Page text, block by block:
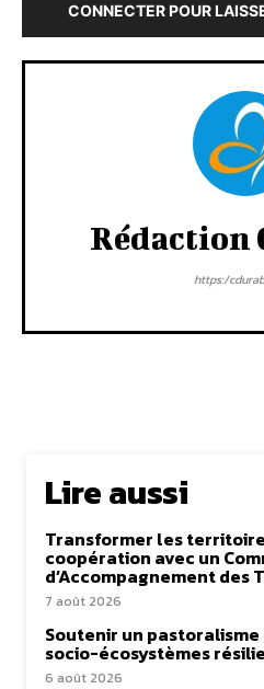
CONNECTER POUR
Rédaction
https:/
Lire aussi
Transformer les
coopération avec un
d’Accompagnement des
7 août 2026
Soutenir un
socio-écosystèmes
6 août 2026